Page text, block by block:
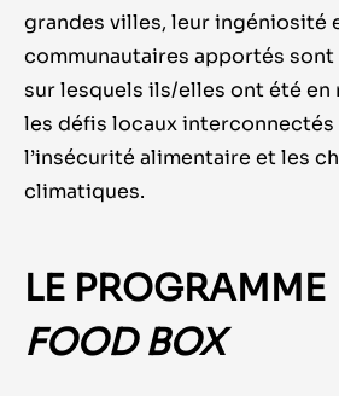
grandes villes, leur ingéniosité
communautaires apportés
sur lesquels ils/elles ont été en
les défis locaux interconnectés
l’insécurité alimentaire et les
climatiques.
LE PROGRAMME
FOOD BOX